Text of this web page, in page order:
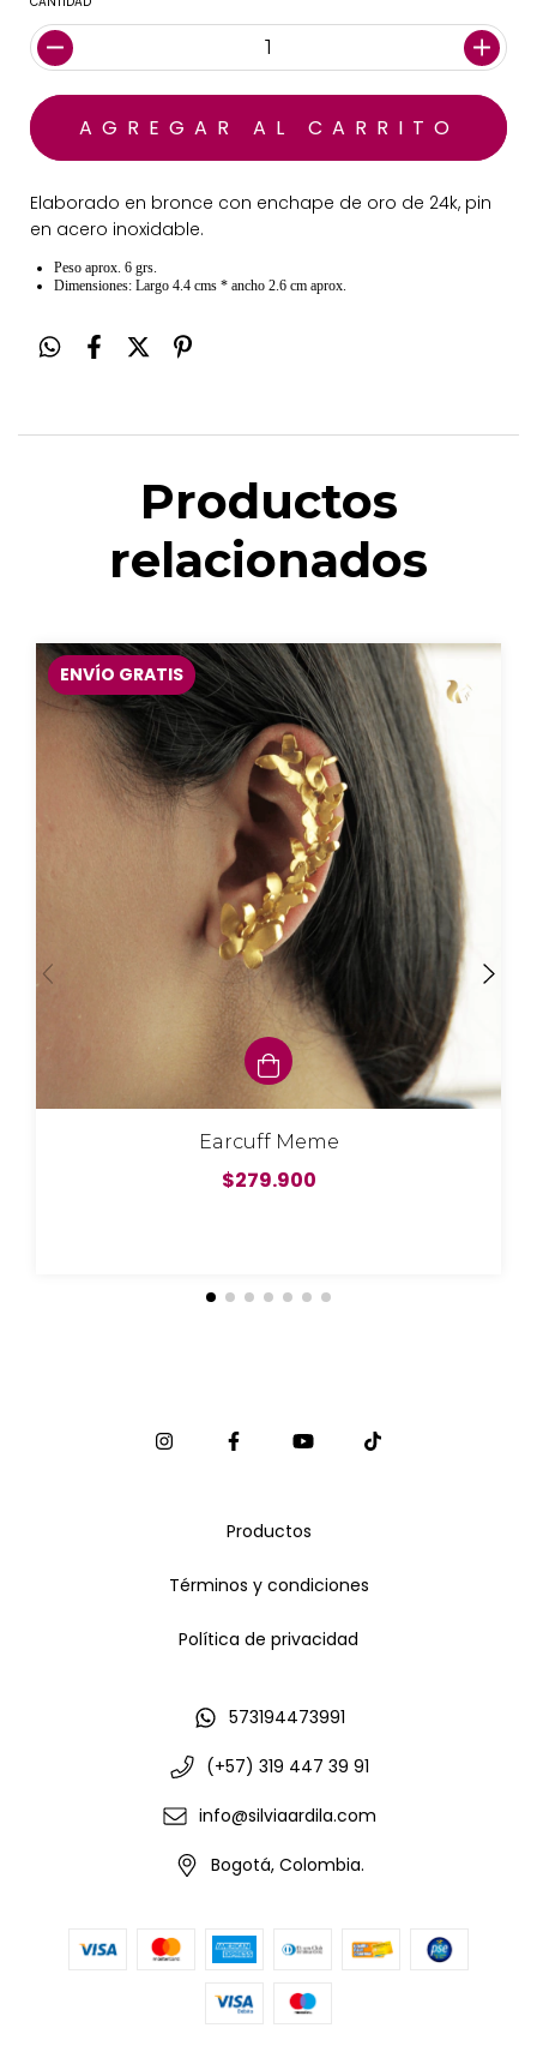
Elaborado en bronce con enchape de oro de 24k, pin
en acero inoxidable.
Peso aprox. 6 grs.
Dimensiones: Largo 4.4 cms * ancho 2.6 cm aprox.
Productos
relacionados
ENVÍO GRATIS
Earcuff Meme
$279.900
Productos
Términos y condiciones
Política de privacidad
573194473991
(+57) 319 447 39 91
info@silviaardila.com
Bogotá, Colombia.